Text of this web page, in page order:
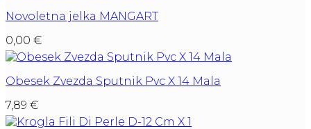
Novoletna jelka MANGART
0,00 €
Obesek Zvezda Sputnik Pvc X 14 Mala
7,89 €